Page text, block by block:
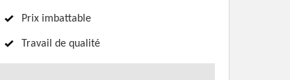
Prix imbattable
Travail de qualité